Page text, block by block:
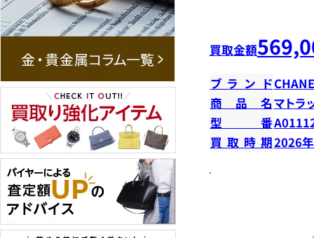
買取金額
ブランド
商品名マトラ
型番
買取時期2026